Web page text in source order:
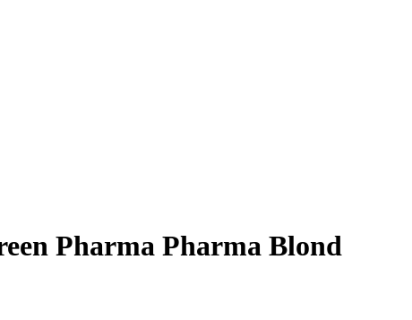
Pharma Pharma Blond